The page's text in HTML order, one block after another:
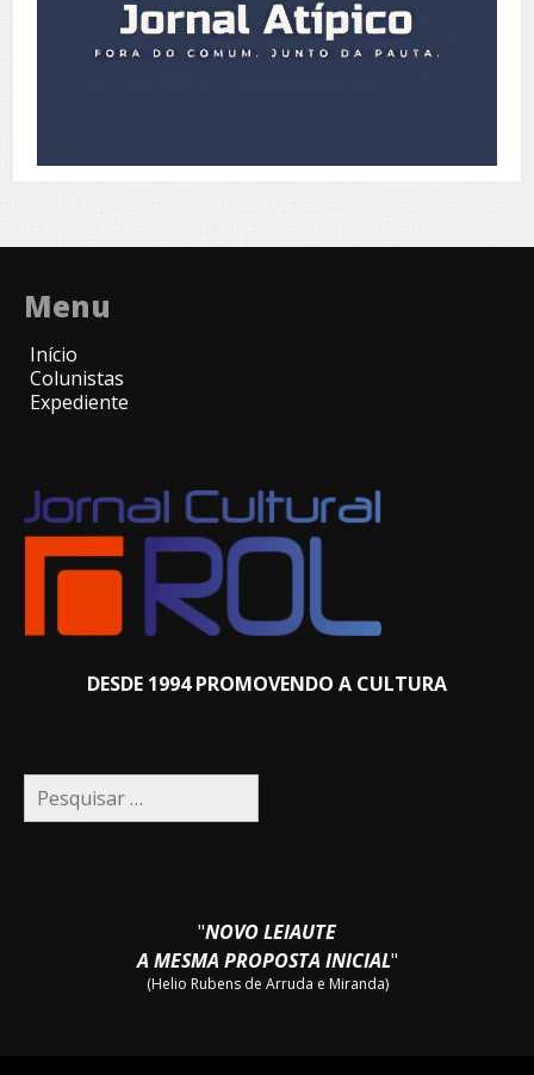
Menu
Início
Colunistas
Expediente
DESDE 1994 PROMOVENDO A CULTURA
Pesquisar
por:
"NOVO LEIAUTE
A MESMA PROPOSTA INICIAL"
(Helio Rubens de Arruda e Miranda)